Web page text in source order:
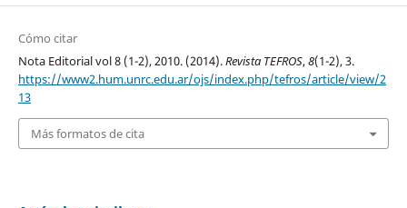
Cómo citar
Nota Editorial vol 8 (1-2), 2010. (2014).Revista TEFROS,8(1-2), 3.
https://www2.hum.unrc.edu.ar/ojs/index.php/tefros/article/view/2
13
Más formatos de cita